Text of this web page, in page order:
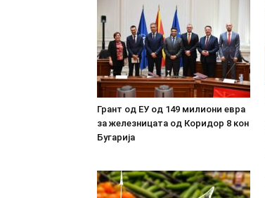
Грант од ЕУ од 149 милиони евра
за железницата од Коридор 8 кон
Бугарија